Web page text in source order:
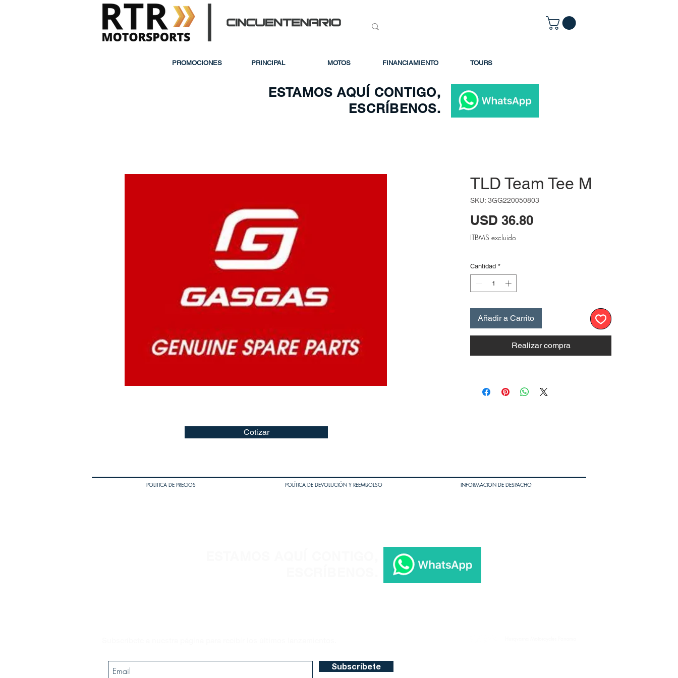
PROMOCIONES PRINCIPAL MOTOS FINANCIAMIENTO TOURS
TLD Team Tee M
SKU: 3GG220050803
USD 36.80Precio
ITBMS excluido
Cantidad *
Añadir a Carrito
Realizar compra
ESTAMOS AQUÍ CONTIGO,
ESCRÍBENOS.
Cotizar
POLITICA DE PRECIOS POLÍTICA DE DEVOLUCIÓN Y REEMBOLSO INFORMACION DE DESPACHO
Subscríbete